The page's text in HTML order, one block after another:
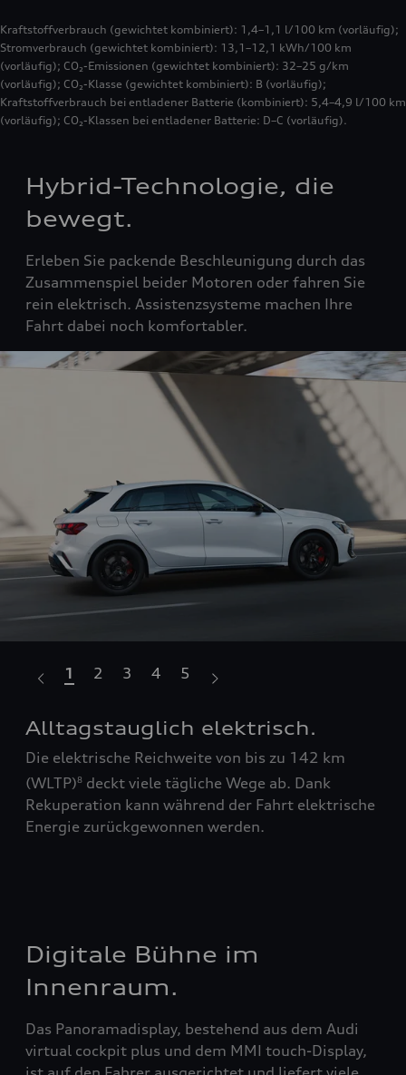
Kraftstoffverbrauch (gewichtet kombiniert): 1,4–1,1 l/100 km (vorläufig);
Stromverbrauch (gewichtet kombiniert): 13,1–12,1 kWh/100 km
(vorläufig); CO₂-Emissionen (gewichtet kombiniert): 32–25 g/km
(vorläufig); CO₂-Klasse (gewichtet kombiniert): B (vorläufig);
Kraftstoffverbrauch bei entladener Batterie (kombiniert): 5,4–4,9 l/100 km
(vorläufig); CO₂-Klassen bei entladener Batterie: D–C (vorläufig).
Hybrid-Technologie, die
bewegt.
Erleben Sie packende Beschleunigung durch das
Zusammenspiel beider Motoren oder fahren Sie
rein elektrisch. Assistenzsysteme machen Ihre
Fahrt dabei noch komfortabler.
Alltagstauglich elektrisch.
Die elektrische Reichweite von bis zu 142 km
(WLTP)8 deckt viele tägliche Wege ab. Dank
Rekuperation kann während der Fahrt elektrische
Energie zurückgewonnen werden.
1 2 3 4 5
Digitale Bühne im
Innenraum.
Das Panoramadisplay, bestehend aus dem Audi
virtual cockpit plus und dem MMI touch-Display,